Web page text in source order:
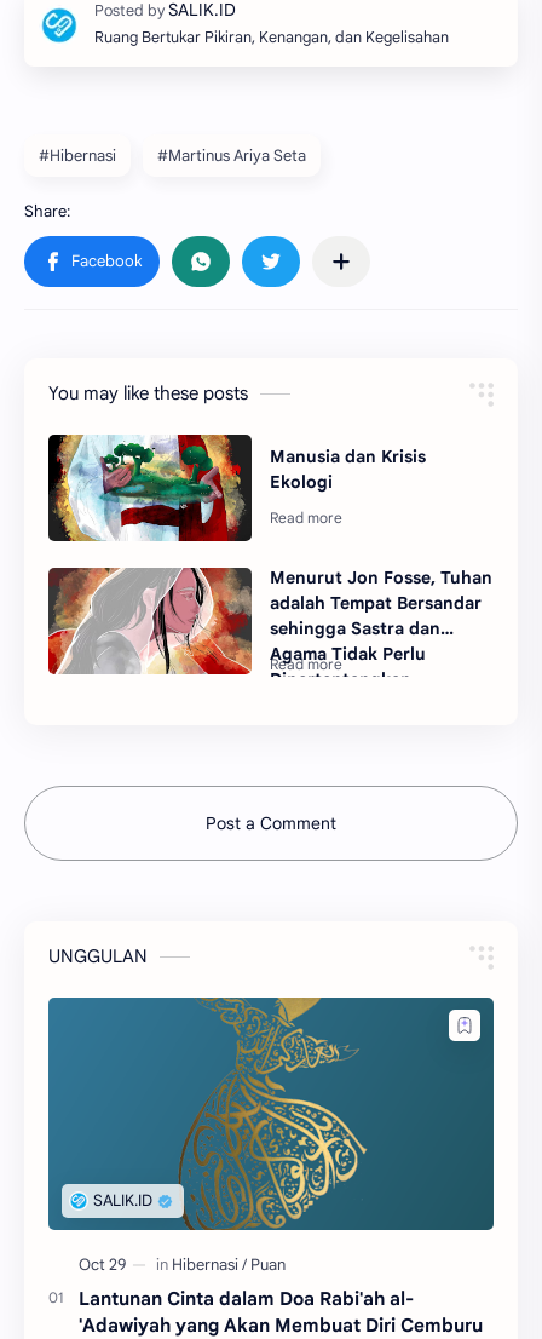
Ruang Bertukar Pikiran, Kenangan, dan Kegelisahan
#Hibernasi #Martinus Ariya Seta
You may like these posts
Manusia dan Krisis
Ekologi
Menurut Jon Fosse, Tuhan
adalah Tempat Bersandar
sehingga Sastra dan
Agama Tidak Perlu
Dipertentangkan
Post a Comment
UNGGULAN
Lantunan Cinta dalam Doa Rabi'ah al-
'Adawiyah yang Akan Membuat Diri Cemburu